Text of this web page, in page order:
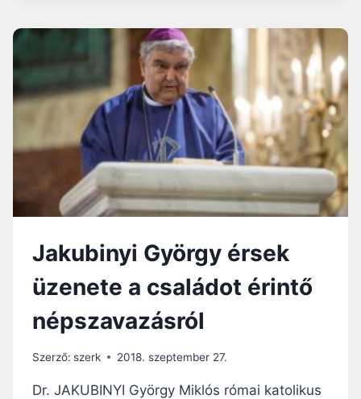
SZEPTEMBER
Jakubinyi György érsek
üzenete a családot érintő
népszavazásról
Szerző: szerk 2018. szeptember 27.
Dr. JAKUBINYI György Miklós római katolikus